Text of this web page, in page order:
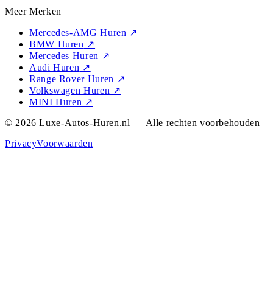
Meer Merken
Mercedes-AMG Huren ↗
BMW Huren ↗
Mercedes Huren ↗
Audi Huren ↗
Range Rover Huren ↗
Volkswagen Huren ↗
MINI Huren ↗
© 2026 Luxe-Autos-Huren.nl — Alle rechten voorbehouden
PrivacyVoorwaarden